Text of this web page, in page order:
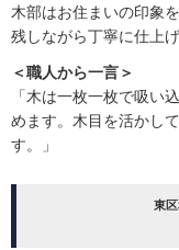
木部はお住まいの印象
残しながら丁寧に仕上げ
＜職人から一言＞
「木は一枚一枚で吸い
めます。木目を活かし
す。」
東